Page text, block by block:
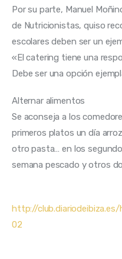
Por su parte, Manuel
de Nutricionistas, quiso
escolares deben ser un
«El catering tiene una
Alternar alimentos
Se aconseja a los
primeros platos un día
otro pasta… en los
semana pescado y otros
http://
02